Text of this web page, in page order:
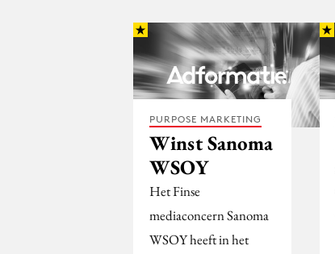
PURPOSE MARKETING
Winst Sanoma
WSOY
Het Finse
mediaconcern Sanoma
WSOY heeft in het